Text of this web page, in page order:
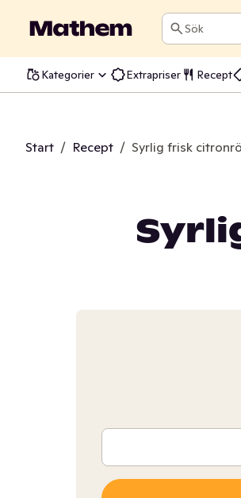
Sök
Kategorier Extrapriser Recept
Start / Recept / Syrlig frisk